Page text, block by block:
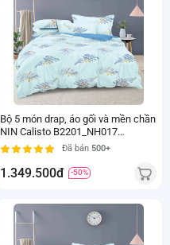
Bộ 5 món drap, áo gối và mền chần
NIN Calisto B2201_NH017
(160x200+30cm)Đã bán 500+
1.349.500đ -50%